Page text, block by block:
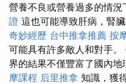
營養不良或營養過多的情況
證 這也可能導致肝病，腎
奇妙經歷 台中推拿推薦 按
可能具有許多敵人和對手
界的結果不僅豐富了國內地
摩課程 后里推拿 知識，獲